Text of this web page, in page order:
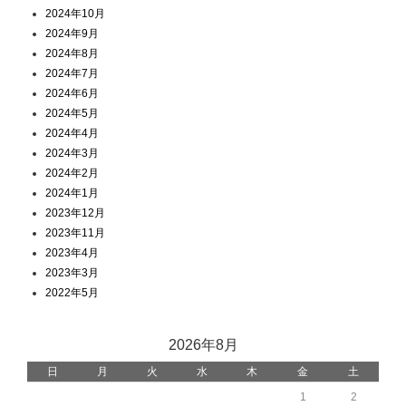
2024年10月
2024年9月
2024年8月
2024年7月
2024年6月
2024年5月
2024年4月
2024年3月
2024年2月
2024年1月
2023年12月
2023年11月
2023年4月
2023年3月
2022年5月
2026年8月
日 月 火 水 木 金
土
1
2